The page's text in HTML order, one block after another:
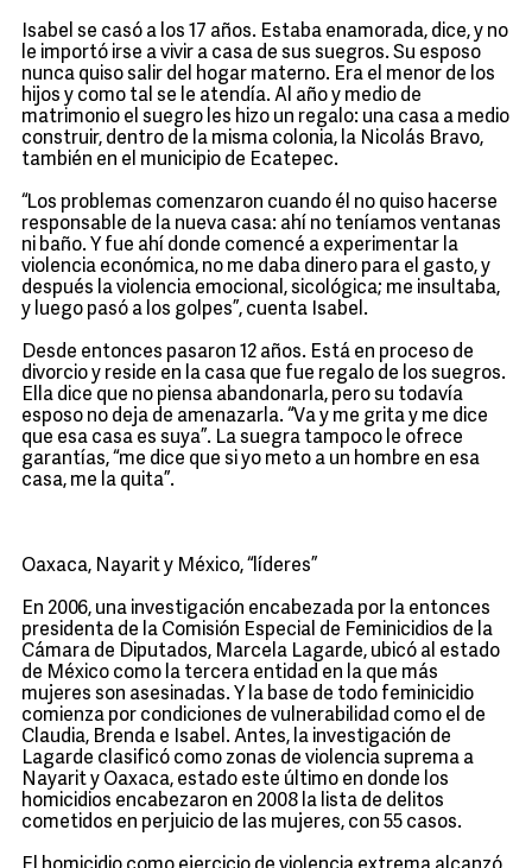
Isabel se casó a los 17 años. Estaba enamorada, dice, y no
le importó irse a vivir a casa de sus suegros. Su esposo
nunca quiso salir del hogar materno. Era el menor de los
hijos y como tal se le atendía. Al año y medio de
matrimonio el suegro les hizo un regalo: una casa a medio
construir, dentro de la misma colonia, la Nicolás Bravo,
también en el municipio de Ecatepec.
“Los problemas comenzaron cuando él no quiso hacerse
responsable de la nueva casa: ahí no teníamos ventanas
ni baño. Y fue ahí donde comencé a experimentar la
violencia económica, no me daba dinero para el gasto, y
después la violencia emocional, sicológica; me insultaba,
y luego pasó a los golpes”, cuenta Isabel.
Desde entonces pasaron 12 años. Está en proceso de
divorcio y reside en la casa que fue regalo de los suegros.
Ella dice que no piensa abandonarla, pero su todavía
esposo no deja de amenazarla. “Va y me grita y me dice
que esa casa es suya”. La suegra tampoco le ofrece
garantías, “me dice que si yo meto a un hombre en esa
casa, me la quita”.
Oaxaca, Nayarit y México, “líderes”
En 2006, una investigación encabezada por la entonces
presidenta de la Comisión Especial de Feminicidios de la
Cámara de Diputados, Marcela Lagarde, ubicó al estado
de México como la tercera entidad en la que más
mujeres son asesinadas. Y la base de todo feminicidio
comienza por condiciones de vulnerabilidad como el de
Claudia, Brenda e Isabel. Antes, la investigación de
Lagarde clasificó como zonas de violencia suprema a
Nayarit y Oaxaca, estado este último en donde los
homicidios encabezaron en 2008 la lista de delitos
cometidos en perjuicio de las mujeres, con 55 casos.